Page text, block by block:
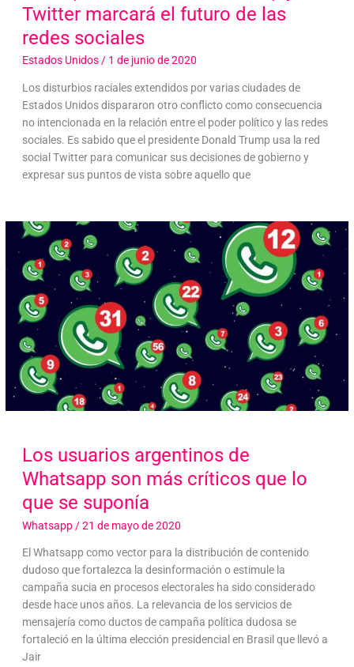
Twitter marcará el futuro de las
redes sociales
Estados Unidos/ 1 de junio de 2020
Los disturbios raciales extendidos por varias ciudades de
Estados Unidos dispararon otro conflicto como consecuencia
no intencionada en la relación entre el poder político y las redes
sociales. Es sabido que el presidente Donald Trump usa la red
social Twitter para comunicar sus decisiones de gobierno y
expresar sus puntos de vista sobre aquello que
Los usuarios argentinos de
Whatsapp son más críticos que lo
que se suponía
Whatsapp/21 de mayo de 2020
El Whatsapp como vector para la distribución de contenido
dudoso que fortalezca la desinformación o estimule la
campaña sucia en procesos electorales ha sido considerado
desde hace unos años. La relevancia de los servicios de
mensajería como ductos de campaña política dudosa se
fortaleció en la última elección presidencial en Brasil que llevó a
Jair